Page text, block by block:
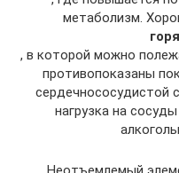
метаболизм.
, в которой можно
противопоказаны
сердечнососудистой
нагрузка на